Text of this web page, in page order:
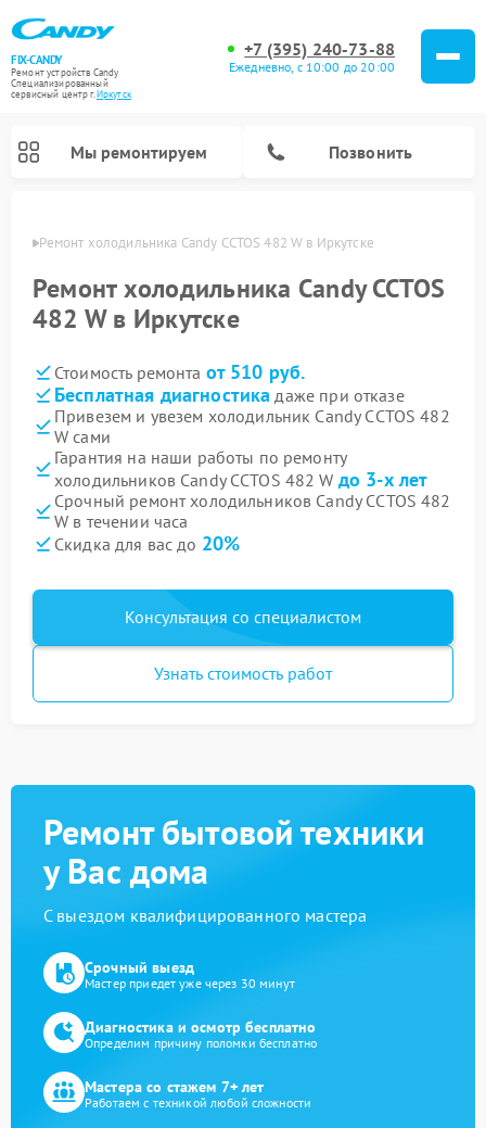
FIX-CANDY
Ремонт устройств Candy
Специализированный
cервисный центр г.Иркутск
+7 (395) 240-73-88
Ежедневно, с 10:00 до 20:00
Мы ремонтируем Позвонить
Ремонт холодильника Candy CCTOS 482 W в Иркутске
Ремонт холодильника Candy CCTOS
482 W в Иркутске
Стоимость ремонта от 510 руб.
Бесплатная диагностика даже при отказе
Привезем и увезем холодильник Candy CCTOS 482
W сами
Гарантия на наши работы по ремонту
холодильников Candy CCTOS 482 W до 3-х лет
Срочный ремонт холодильников Candy CCTOS 482
W в течении часа
Скидка для вас до 20%
Консультация со специалистом
Узнать стоимость работ
Ремонт бытовой техники
у Вас дома
С выездом квалифицированного мастера
Срочный выезд
Мастер приедет уже через 30 минут
Диагностика и осмотр бесплатно
Определим причину поломки бесплатно
Мастера со стажем 7+ лет
Работаем с техникой любой сложности